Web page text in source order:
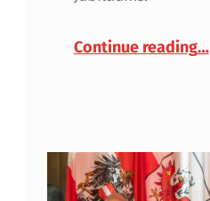
Continue reading…